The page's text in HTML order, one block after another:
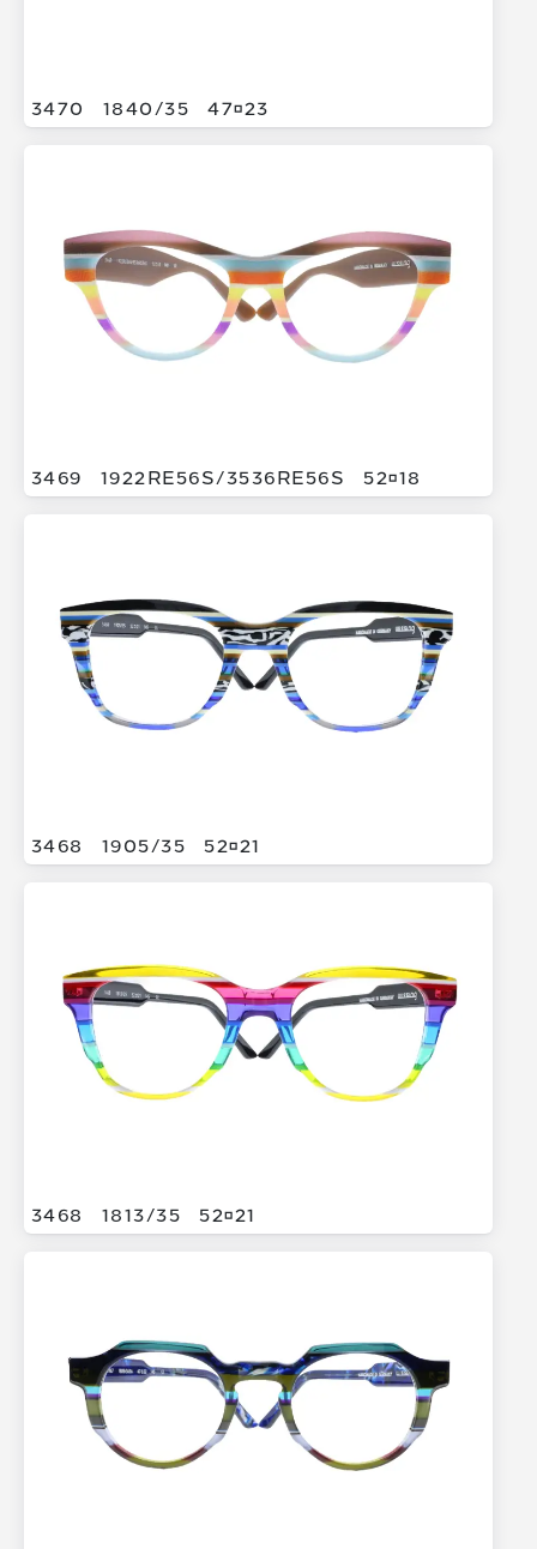
3470 1840/35 4723
3469 1922RE56S/3536RE56S 5218
3468 1905/35 5221
3468 1813/35 5221